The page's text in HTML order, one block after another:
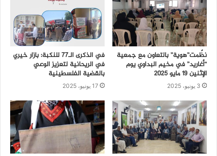
نظّمت”هوية” بالتعاون مع جمعية
“أغاريد” في مخيم البداوي يوم
الإثنين 19 مايو 2025
3 يونيو، 2025
في الذكرى الـ77 للنكبة: بازار خيري
في الريحانية لتعزيز الوعي
بالقضية الفلسطينية
17 يونيو، 2025